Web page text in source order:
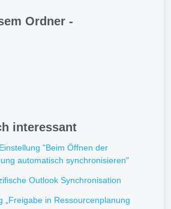
Ordner -
interessant
"Beim Öffnen der
automatisch synchronisieren"
Outlook Synchronisation
„Freigabe in Ressourcenplanung